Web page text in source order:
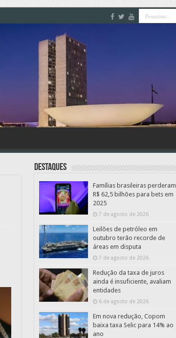
Destaques
Famílias brasileiras perderam
R$ 62,5 bilhões para bets em
2025
7 de agosto de 2026
Leilões de petróleo em
outubro terão recorde de
áreas em disputa
7 de agosto de 2026
Redução da taxa de juros
ainda é insuficiente, avaliam
entidades
6 de agosto de 2026
Em nova redução, Copom
baixa taxa Selic para 14% ao
ano